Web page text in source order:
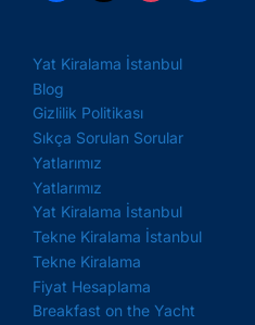
Yat Kiralama İstanbul
Blog
Gizlilik Politikası
Sıkça Sorulan Sorular
Yatlarımız
Yatlarımız
Yat Kiralama İstanbul
Tekne Kiralama İstanbul
Tekne Kiralama
Fiyat Hesaplama
Breakfast on the Yacht